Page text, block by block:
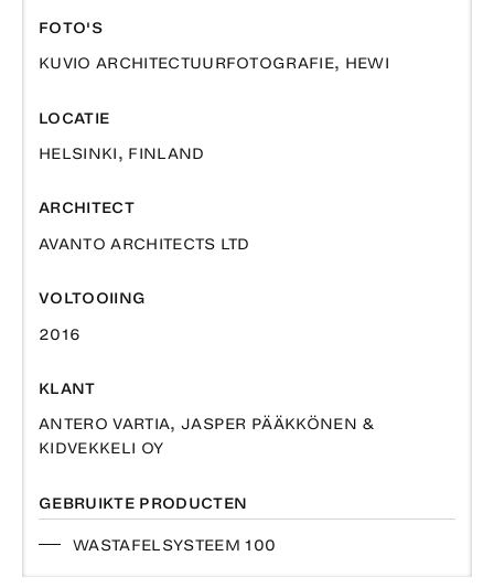
FOTO'S
KUVIO ARCHITECTUURFOTOGRAFIE, HEWI
LOCATIE
HELSINKI, FINLAND
ARCHITECT
AVANTO ARCHITECTS LTD
VOLTOOIING
2016
KLANT
ANTERO VARTIA, JASPER PÄÄKKÖNEN &
KIDVEKKELI OY
GEBRUIKTE PRODUCTEN
WASTAFELSYSTEEM 100